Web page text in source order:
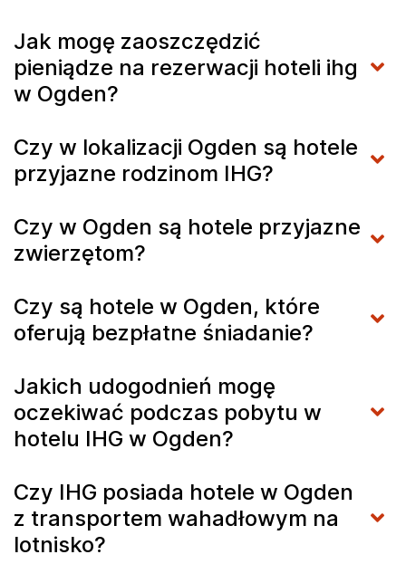
Jak mogę zaoszczędzić
pieniądze na rezerwacji hoteli ihg
w Ogden?
Czy w lokalizacji Ogden są hotele
przyjazne rodzinom IHG?
Czy w Ogden są hotele przyjazne
zwierzętom?
Czy są hotele w Ogden, które
oferują bezpłatne śniadanie?
Jakich udogodnień mogę
oczekiwać podczas pobytu w
hotelu IHG w Ogden?
Czy IHG posiada hotele w Ogden
z transportem wahadłowym na
lotnisko?